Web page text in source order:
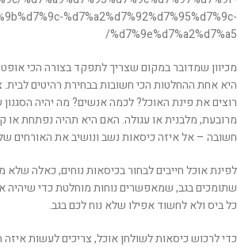
%d7%a2%d7%92%d7%95%d7%9c-
%d7%9e%d7%a2%d7%a5/
מכיוון שמדובר במקום שצריך לתפקד בצורה הכי
היא אחת ההחלטות הכי חשובות בבחירת רהיטים לבית.
רוצים את פינת האוכל? לכמה אנשים? מה יהיה
מרובעת, מלבנית או עגולה. האם היא תהיה נפתחת או
חשובה – אל איזה כיסאות נשב ונושיב את האורחים
לפינת אוכל חייבים לבחור בכיסאות נוחים, כאלה
שתומכים בגב, שמאפשרים נוחות מוחלטת כדי שיהיה
כל ביס ולא לחשוד אפילו שלא נוח לכם בגב.
כדי לרכוש כיסאות לשולחן אוכל, צריכים לעשות איזה